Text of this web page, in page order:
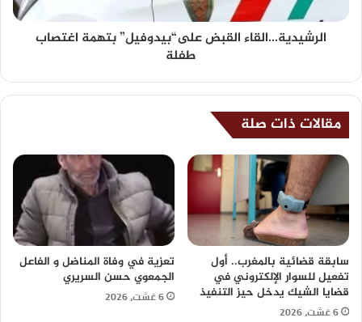
الرشيدية...القاء القبض على“بيدوفيل” بتهمة اغتصاب
طفلة
مقالات ذات صلة
سابقة قضائية بالمغرب.. أول
تفعيل للسوار الإلكتروني في
قضايا الشيك يدخل حيز التنفيذ
6 غشت، 2026
تعزية في وفاة المناضل و الفاعل
الجمعوي حسن السريري
6 غشت، 2026